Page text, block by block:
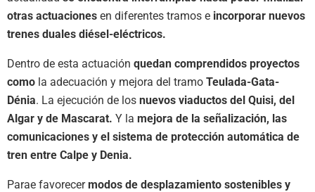
otras actuaciones en diferentes tramos e incorporar nuevos
trenes duales diésel-eléctricos.
Dentro de esta actuación quedan comprendidos proyectos
como la adecuación y mejora del tramo Teulada-Gata-
Dénia. La ejecución de los nuevos viaductos del Quisi, del
Algar y de Mascarat. Y la mejora de la señalización, las
comunicaciones y el sistema de protección automática de
tren entre Calpe y Denia.
Parae favorecermodos de desplazamiento sostenibles y